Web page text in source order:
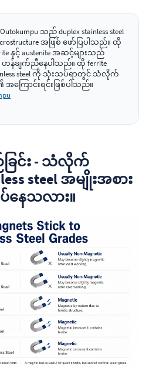
Outokumpu သည် duplex stainless steel
အဖြစ် ဖော်ပြပါသည်။ ထို
နှင့် austenite အဆင့်များသည်
ဟန်ချက်ညီနေပါသည်။ ထို ferrite
steel ကို သုံးသပ်ရာတွင် သံလိုက်
အကြောင်းရင်းဖြစ်ပါသည်။
ခြင်း - သံလိုက်
steel အမျိုးအစား
နေသလား။